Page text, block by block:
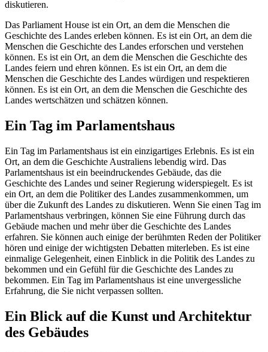
diskutieren.
Das Parliament House ist ein Ort, an dem die Menschen die
Geschichte des Landes erleben können. Es ist ein Ort, an dem die
Menschen die Geschichte des Landes erforschen und verstehen
können. Es ist ein Ort, an dem die Menschen die Geschichte des
Landes feiern und ehren können. Es ist ein Ort, an dem die
Menschen die Geschichte des Landes würdigen und respektieren
können. Es ist ein Ort, an dem die Menschen die Geschichte des
Landes wertschätzen und schätzen können.
Ein Tag im Parlamentshaus
Ein Tag im Parlamentshaus ist ein einzigartiges Erlebnis. Es ist ein
Ort, an dem die Geschichte Australiens lebendig wird. Das
Parlamentshaus ist ein beeindruckendes Gebäude, das die
Geschichte des Landes und seiner Regierung widerspiegelt. Es ist
ein Ort, an dem die Politiker des Landes zusammenkommen, um
über die Zukunft des Landes zu diskutieren. Wenn Sie einen Tag im
Parlamentshaus verbringen, können Sie eine Führung durch das
Gebäude machen und mehr über die Geschichte des Landes
erfahren. Sie können auch einige der berühmten Reden der Politiker
hören und einige der wichtigsten Debatten miterleben. Es ist eine
einmalige Gelegenheit, einen Einblick in die Politik des Landes zu
bekommen und ein Gefühl für die Geschichte des Landes zu
bekommen. Ein Tag im Parlamentshaus ist eine unvergessliche
Erfahrung, die Sie nicht verpassen sollten.
Ein Blick auf die Kunst und Architektur
des Gebäudes